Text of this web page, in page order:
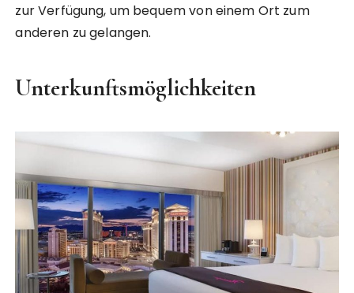
zur Verfügung, um bequem von einem Ort zum
anderen zu gelangen.
Unterkunftsmöglichkeiten